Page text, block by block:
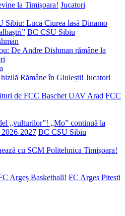
la Timișoara! Jucatori
Sibiu: Luca Ciurea lasă Dinamo
BC CSU Sibiu
De Andre Dishman rămâne la
Rămâne în Giulești! Jucatori
de FCC Baschet UAV Arad FCC
„vulturilor”! „Mo” continuă la
2027 BC CSU Sibiu
cu SCM Politehnica Timișoara!
Argeș Basketball! FC Arges Pitesti